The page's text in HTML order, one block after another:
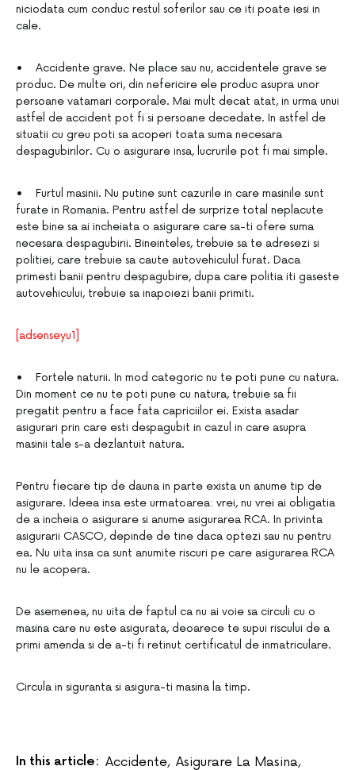
niciodata cum conduc restul soferilor sau ce iti poate iesi in
cale.
• Accidente grave. Ne place sau nu, accidentele grave se
produc. De multe ori, din nefericire ele produc asupra unor
persoane vatamari corporale. Mai mult decat atat, in urma unui
astfel de accident pot fi si persoane decedate. In astfel de
situatii cu greu poti sa acoperi toata suma necesara
despagubirilor. Cu o asigurare insa, lucrurile pot fi mai simple.
• Furtul masinii. Nu putine sunt cazurile in care masinile sunt
furate in Romania. Pentru astfel de surprize total neplacute
este bine sa ai incheiata o asigurare care sa-ti ofere suma
necesara despagubirii. Bineinteles, trebuie sa te adresezi si
politiei, care trebuie sa caute autovehiculul furat. Daca
primesti banii pentru despagubire, dupa care politia iti gaseste
autovehicului, trebuie sa inapoiezi banii primiti.
[adsenseyu1]
• Fortele naturii. In mod categoric nu te poti pune cu natura.
Din moment ce nu te poti pune cu natura, trebuie sa fii
pregatit pentru a face fata capriciilor ei. Exista asadar
asigurari prin care esti despagubit in cazul in care asupra
masinii tale s-a dezlantuit natura.
Pentru fiecare tip de dauna in parte exista un anume tip de
asigurare. Ideea insa este urmatoarea: vrei, nu vrei ai obligatia
de a incheia o asigurare si anume asigurarea RCA. In privinta
asigurarii CASCO, depinde de tine daca optezi sau nu pentru
ea. Nu uita insa ca sunt anumite riscuri pe care asigurarea RCA
nu le acopera.
De asemenea, nu uita de faptul ca nu ai voie sa circuli cu o
masina care nu este asigurata, deoarece te supui riscului de a
primi amenda si de a-ti fi retinut certificatul de inmatriculare.
Circula in siguranta si asigura-ti masina la timp.
In this article: Accidente, Asigurare La Masina,